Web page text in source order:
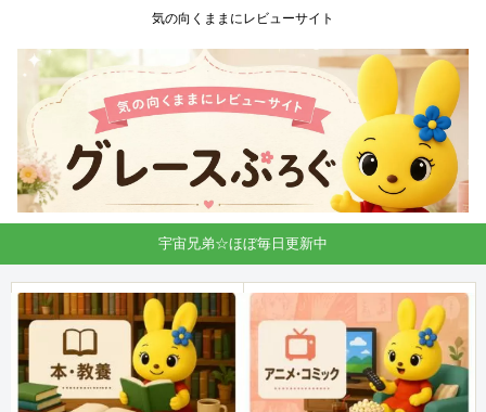
気の向くままにレビューサイト
宇宙兄弟☆ほぼ毎日更新中